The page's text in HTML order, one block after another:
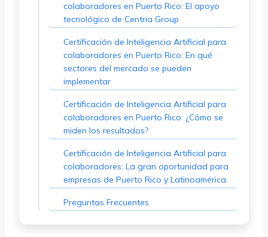
colaboradores en Puerto Rico: El apoyo
tecnológico de Centria Group
Certificación de Inteligencia Artificial para
colaboradores en Puerto Rico: En qué
sectores del mercado se pueden
implementar
Certificación de Inteligencia Artificial para
colaboradores en Puerto Rico: ¿Cómo se
miden los resultados?
Certificación de Inteligencia Artificial para
colaboradores: La gran oportunidad para
empresas de Puerto Rico y Latinoamérica
Preguntas Frecuentes